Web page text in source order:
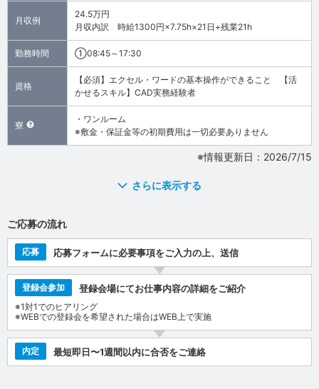
月収例
24.5万円
月収内訳 時給1300円×7.75h×21日+残業21h
勤務時間 ①08:45～17:30
資格
【必須】エクセル・ワードの基本操作ができること 【活
かせるスキル】CAD実務経験者
寮
・ワンルーム
※敷金・保証金等の初期費用は一切必要ありません
※情報更新日：2026/7/15
さらに表示する
ご応募の流れ
応募 応募フォームに必要事項をご入力の上、送信
登録会参加 登録会場にてお仕事内容の詳細をご紹介
※1対1でのヒアリング
※WEBでの登録会を希望された場合はWEB上で実施
内定 最短即日〜1週間以内に合否をご連絡